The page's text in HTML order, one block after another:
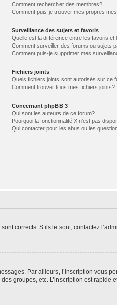
Comment rechercher des membres?
Comment puis-je trouver mes propres
Surveillance des sujets et favoris
Quelle est la différence entre les favoris et
Comment surveiller des forums ou sujets
Comment puis-je supprimer mes
Fichiers joints
Quels fichiers joints sont autorisés sur ce
Comment trouver tous mes fichiers joints?
Concernant phpBB 3
Qui sont les auteurs de ce forum?
Pourquoi la fonctionnalité X n’est pas
Qui contacter pour les abus ou les
corrects. S’ils le sont, contactez
Par ailleurs, l’inscription vous
groupes, etc. L’inscription est rapide